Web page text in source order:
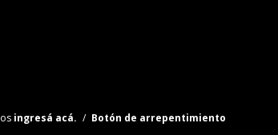
ingresá acá. / Botón de arrepentimiento